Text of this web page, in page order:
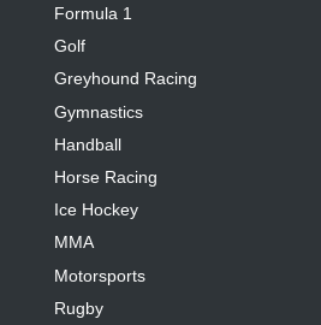
Formula 1
Golf
Greyhound Racing
Gymnastics
Handball
Horse Racing
Ice Hockey
MMA
Motorsports
Rugby